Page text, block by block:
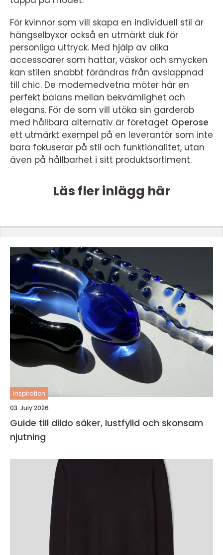
För kvinnor som vill skapa en individuell stil är
hängselbyxor också en utmärkt duk för
personliga uttryck. Med hjälp av olika
accessoarer som hattar, väskor och smycken
kan stilen snabbt förändras från avslappnad
till chic. De modemedvetna möter här en
perfekt balans mellan bekvämlighet och
elegans. För de som vill utöka sin garderob
med hållbara alternativ är företaget Operose
ett utmärkt exempel på en leverantör som inte
bara fokuserar på stil och funktionalitet, utan
även på hållbarhet i sitt produktsortiment.
Läs fler inlägg här
inspiration
03. July 2026
Guide till dildo säker, lustfylld och skonsam
njutning